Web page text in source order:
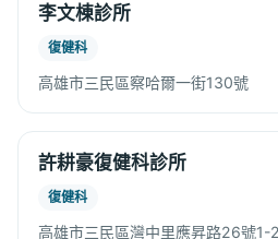
李文棟診所
復健科
高雄市三民區察哈爾一街130號
許耕豪復健科診所
復健科
高雄市三民區灣中里應昇路26號1-